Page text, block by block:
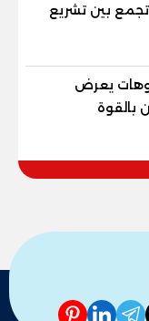
تجمع بين تشريع
الإنسان
يعرض
بالقوة